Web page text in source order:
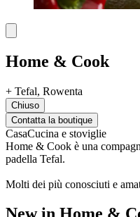
Home & Cook
+ Tefal, Rowenta
Chiuso
Contatta la boutique
CasaCucina e stoviglie
Home & Cook è una
padella Tefal.
Molti dei più conosciuti e